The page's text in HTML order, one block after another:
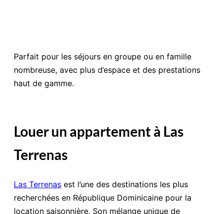
Parfait pour les séjours en groupe ou en famille
nombreuse, avec plus d’espace et des prestations
haut de gamme.
Louer un appartement à Las
Terrenas
Las Terrenas est l’une des destinations les plus
recherchées en République Dominicaine pour la
location saisonnière. Son mélange unique de